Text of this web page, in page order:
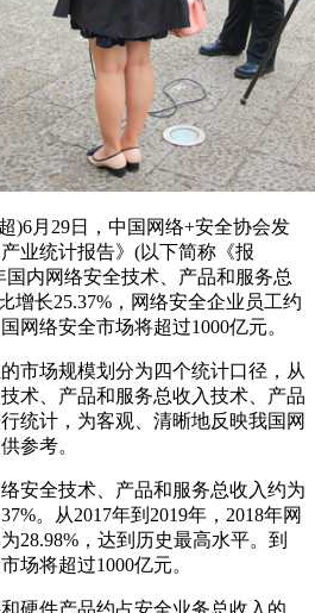
)6月29日，中国网络+安全协会发
业统计报告》(以下简称《报
国内网络安全技术、产品和服务总
增长25.37%，网络安全企业员工约
网络安全市场将超过1000亿元。
市场规模划分为四个统计口径，从
术、产品和服务总收入技术、产品
统计，为客观、清晰地反映我国网
参考。
安全技术、产品和服务总收入约为
。从2017年到2019年，2018年网
28.98%，达到历史最高水平。到
场将超过1000亿元。
硬件产品约占安全业务总收入的